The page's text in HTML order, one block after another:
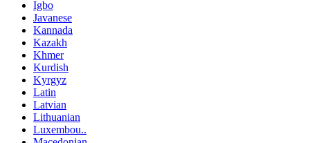
Igbo
Javanese
Kannada
Kazakh
Khmer
Kurdish
Kyrgyz
Latin
Latvian
Lithuanian
Luxembou..